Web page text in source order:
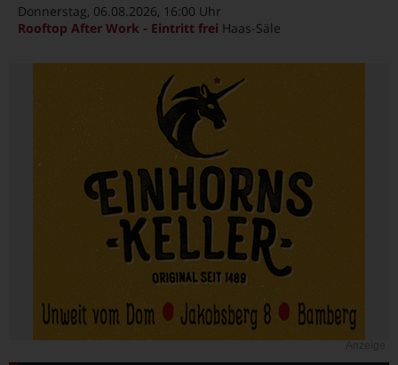
Donnerstag, 06.08.2026, 16:00 Uhr
Rooftop After Work - Eintritt frei Haas-Säle